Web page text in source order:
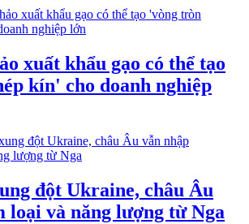
xuất khẩu gạo có thể tạo
kín' cho doanh nghiệp
đột Ukraine, châu Âu
loại và năng lượng từ Nga